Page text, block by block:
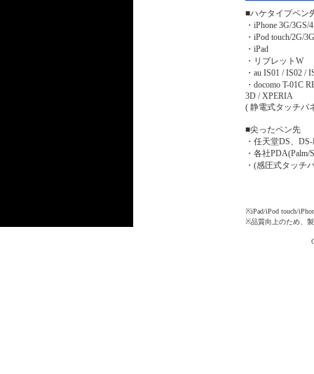
■ハケタイプペ
・iPhone 3G/3GS/4
・iPod touch/2G/
・iPad
・リブレットW
・au IS01 / IS02 /
・docomo T-01C
3D / XPERIA
( 静電式タッチパ
■尖ったペン先
・任天堂DS、
・各社
・(感圧式タッチ
※iPad/iPod touch/
※品質向上のため、